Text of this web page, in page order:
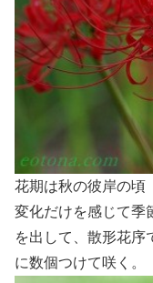
花期は秋の彼岸の頃
変化だけを感じて季
を出して、散形花序
に数個つけて咲く。